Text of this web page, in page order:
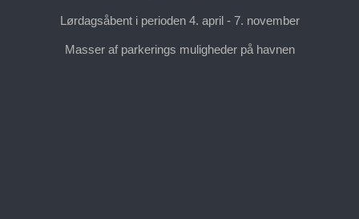
Lørdagsåbent i perioden 4. april - 7. november
Masser af parkerings muligheder på havnen